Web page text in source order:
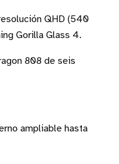
QHD (540
Gorilla Glass 4.
808 de seis
ampliable hasta